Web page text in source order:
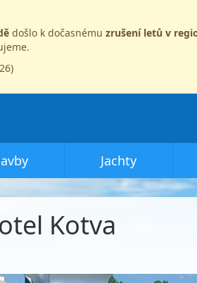
došlo k dočasnému zrušení letů v
Jachty
Kotva